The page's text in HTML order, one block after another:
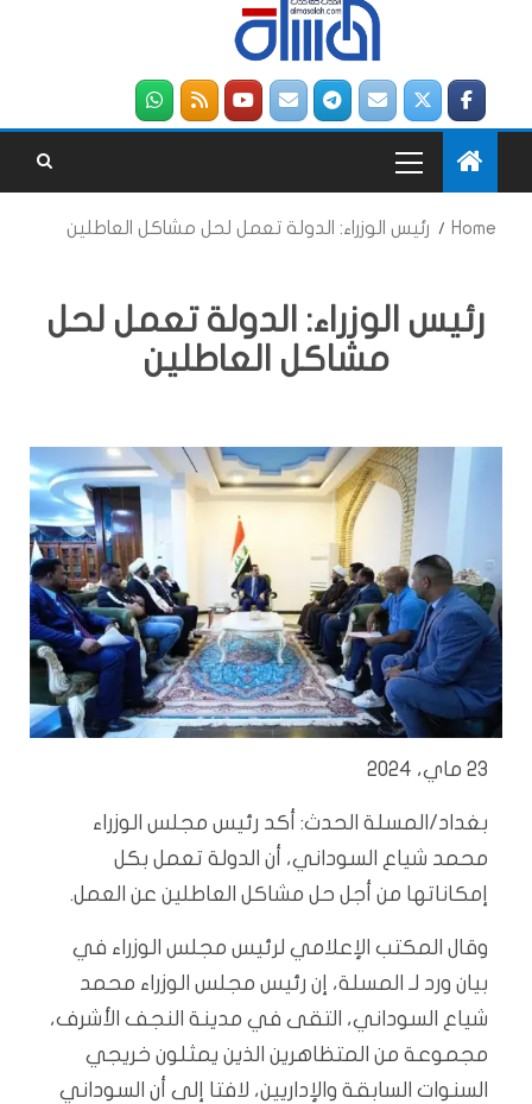
Home رئيس الوزراء: الدولة تعمل لحل مشاكل العاطلين
رئيس الوزراء: الدولة تعمل لحل
مشاكل العاطلين
23 ماي، 2024
بغداد/المسلة الحدث: أكد رئيس مجلس الوزراء
محمد شياع السوداني، أن الدولة تعمل بكل
إمكاناتها من أجل حل مشاكل العاطلين عن العمل.
وقال المكتب الإعلامي لرئيس مجلس الوزراء في
بيان ورد لـ المسلة، إن رئيس مجلس الوزراء محمد
شياع السوداني، التقى في مدينة النجف الأشرف،
مجموعة من المتظاهرين الذين يمثلون خريجي
السنوات السابقة والإداريين، لافتا إلى أن السوداني